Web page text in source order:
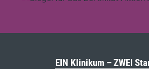
EIN Klinikum – ZWEI